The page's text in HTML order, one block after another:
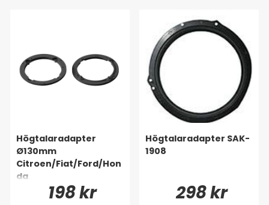
Högtalaradapter
Ø130mm
Citroen/Fiat/Ford/Hon
da
198 kr
Högtalaradapter SAK-
1908
298 kr